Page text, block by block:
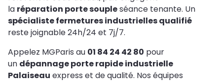
la réparation porte soupleséance tenante. Un
spécialiste fermetures industrielles qualifié
reste joignable 24h/24 et 7j/7.
Appelez MGParis au 01 84 24 42 80 pour
un dépannage porte rapide industrielle
Palaiseau express et de qualité. Nos équipes